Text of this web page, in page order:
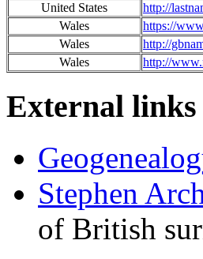
United States
http://
Wales
https://
Wales
http://
Wales
http://
External links
Stephen
of British